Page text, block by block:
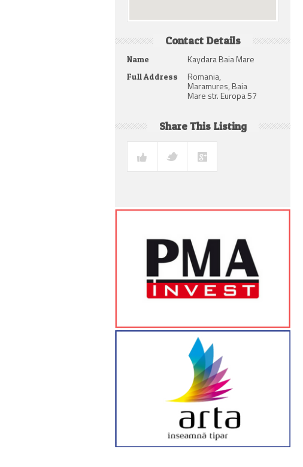
Contact Details
Name Kaydara Baia Mare
Full Address Romania,
Maramures, Baia
Mare str. Europa 57
Share This Listing